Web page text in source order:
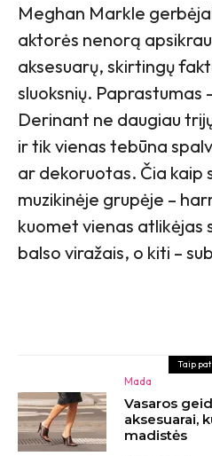
Meghan Markle
aktorės nenorą
aksesuarų, skirtingų
sluoksnių. Paprastumas
Derinant ne daugiau
ir tik vienas tebūna
ar dekoruotas. Čia kaip
muzikinėje grupėje –
kuomet vienas atlikėjas
balso viražais, o kiti –
Taip pat
Mada
Vasaros
aksesuarai,
madistės